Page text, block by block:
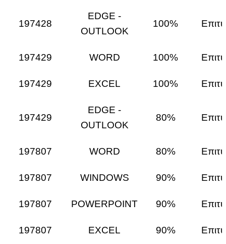
197428
EDGE -
OUTLOOK
100%
197429 WORD 100%
197429 EXCEL 100%
197429
EDGE -
OUTLOOK
80%
197807 WORD 80%
197807 WINDOWS 90%
197807 POWERPOINT 90%
197807 EXCEL 90%